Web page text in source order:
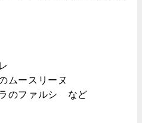
ムースリーヌ
のファルシ など